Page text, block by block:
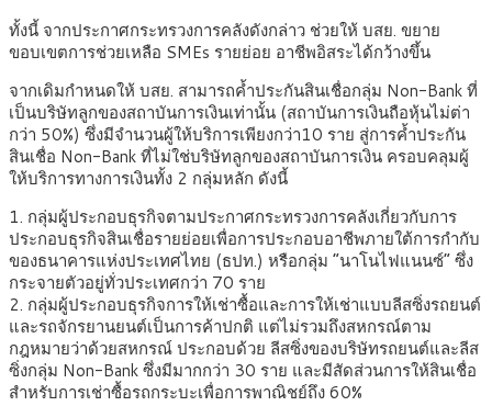
ทั้งนี้ จากประกาศกระทรวงการคลังดังกล่าว ช่วยให้ บสย. ขยาย
ขอบเขตการช่วยเหลือ SMEs รายย่อย อาชีพอิสระได้กว้างขึ้น
จากเดิมกำหนดให้ บสย. สามารถค้ำประกันสินเชื่อกลุ่ม Non-Bank ที่
เป็นบริษัทลูกของสถาบันการเงินเท่านั้น (สถาบันการเงินถือหุ้นไม่ต่า
กว่า 50%) ซึ่งมีจำนวนผู้ให้บริการเพียงกว่า10 ราย สู่การค้ำประกัน
สินเชื่อ Non-Bank ที่ไม่ใช่บริษัทลูกของสถาบันการเงิน ครอบคลุมผู้
ให้บริการทางการเงินทั้ง 2 กลุ่มหลัก ดังนี้
1. กลุ่มผู้ประกอบธุรกิจตามประกาศกระทรวงการคลังเกี่ยวกับการ
ประกอบธุรกิจสินเชื่อรายย่อยเพื่อการประกอบอาชีพภายใต้การกำกับ
ของธนาคารแห่งประเทศไทย (ธปท.) หรือกลุ่ม “นาโนไฟแนนซ์” ซึ่ง
กระจายตัวอยู่ทั่วประเทศกว่า 70 ราย
2. กลุ่มผู้ประกอบธุรกิจการให้เช่าซื้อและการให้เช่าแบบลีสซิ่งรถยนต์
และรถจักรยานยนต์เป็นการค้าปกติ แต่ไม่รวมถึงสหกรณ์ตาม
กฎหมายว่าด้วยสหกรณ์ ประกอบด้วย ลีสซิ่งของบริษัทรถยนต์และลีส
ซิ่งกลุ่ม Non-Bank ซึ่งมีมากกว่า 30 ราย และมีสัดส่วนการให้สินเชื่อ
สำหรับการเช่าซื้อรถกระบะเพื่อการพาณิชย์ถึง 60%